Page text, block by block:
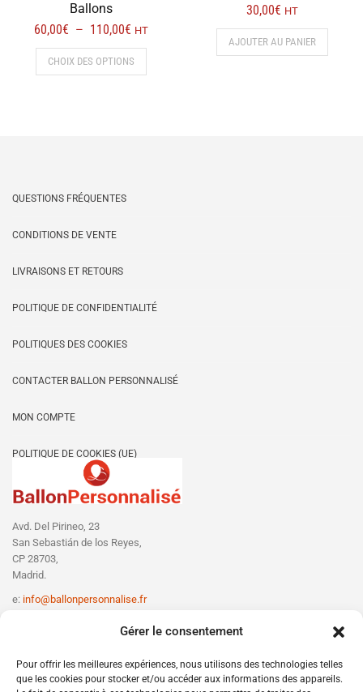
Gérer le consentement
Pour offrir les meilleures expériences, nous utilisons des technologies telles
que les cookies pour stocker et/ou accéder aux informations des appareils.
Ballons
60,00€ – 110,00€Plage
de
prix :
HT
CHOIX DES OPTIONS
Ce
produit
30,00€ HT
AJOUTER AU PANIER
QUESTIONS FRÉQUENTES
CONDITIONS DE VENTE
LIVRAISONS ET RETOURS
POLITIQUE DE CONFIDENTIALITÉ
POLITIQUES DES COOKIES
CONTACTER BALLON PERSONNALISÉ
MON COMPTE
POLITIQUE DE COOKIES (UE)
Avd. Del Pirineo, 23
San Sebastián de los Reyes,
CP 28703,
Madrid.
e: info@ballonpersonnalise.fr